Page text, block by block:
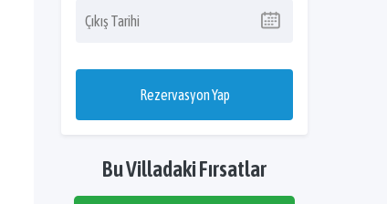
Rezervasyon Yap
Bu Villadaki Fırsatlar